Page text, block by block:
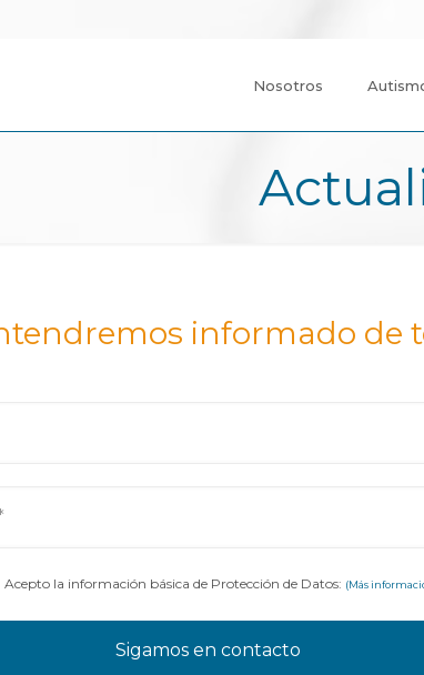
Nosotros
informado de
Acepto la información básica de Protección de Datos: (Más